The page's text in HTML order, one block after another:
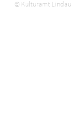
© Kulturamt Lindau